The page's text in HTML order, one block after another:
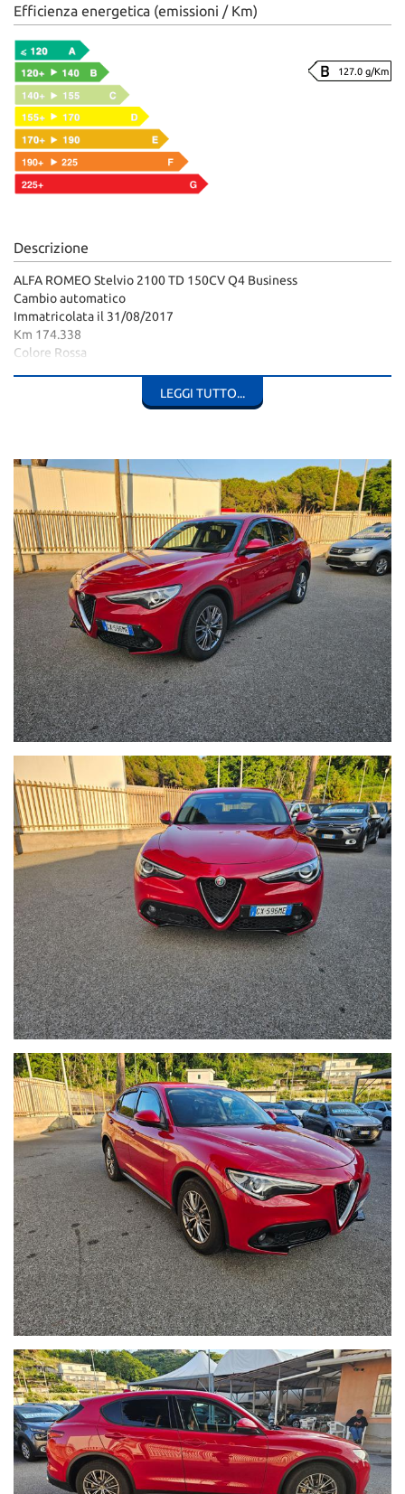
Efficienza energetica (emissioni / Km)
127.0 g/Km
Descrizione
ALFA ROMEO Stelvio 2100 TD 150CV Q4 Business
Cambio automatico
Immatricolata il 31/08/2017
Km 174.338
Colore Rossa
La distribuzione è stata fatta il 10/03/2026 a Km 172.347 presso
l'officina Alfaromeo di zona.
La vettura viene venduta già tagliandata e con un anno di garanzia
completa di assistenza stradale gratuita.
Possibilità di permutare la vostra autovettura e di finanziare
l'intero importo anche senza alcun acconto.
Per altre info mi potete contattare al 3485721795 anche su
Whatsapp.
LEGGI TUTTO...